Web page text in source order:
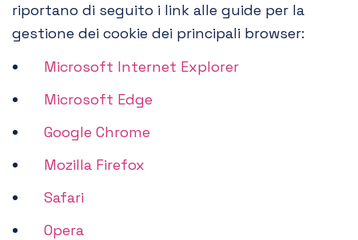
riportano di seguito i link alle guide per la
gestione dei cookie dei principali browser:
Microsoft Internet Explorer
Microsoft Edge
Google Chrome
Mozilla Firefox
Safari
Opera